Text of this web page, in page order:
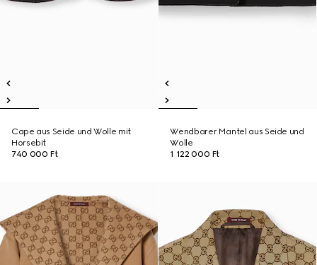
Cape aus Seide und Wolle mit
Horsebit
740 000 Ft
Wendbarer Mantel aus Seide und
Wolle
1 122 000 Ft